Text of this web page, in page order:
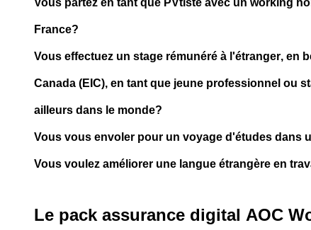
France?
Vous effectuez un stage rémunéré à l'étranger, en
Canada (EIC), en tant que jeune professionnel ou
ailleurs dans le monde?
Vous vous envoler pour un voyage d'études dans
Vous voulez améliorer une langue étrangère en
Le pack assurance digital AOC